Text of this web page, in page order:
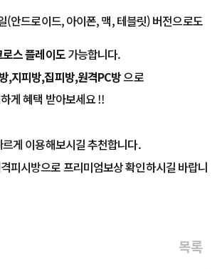
(안드로이드, 아이폰, 맥, 테블릿) 버전으로도
스 플레이도가능합니다.
,지피방,집피방,원격PC방으로
게 혜택 받아보세요 !!
게 이용해보시길 추천합니다.
피시방으로 프리미엄보상 확인하시길 바랍니
목록